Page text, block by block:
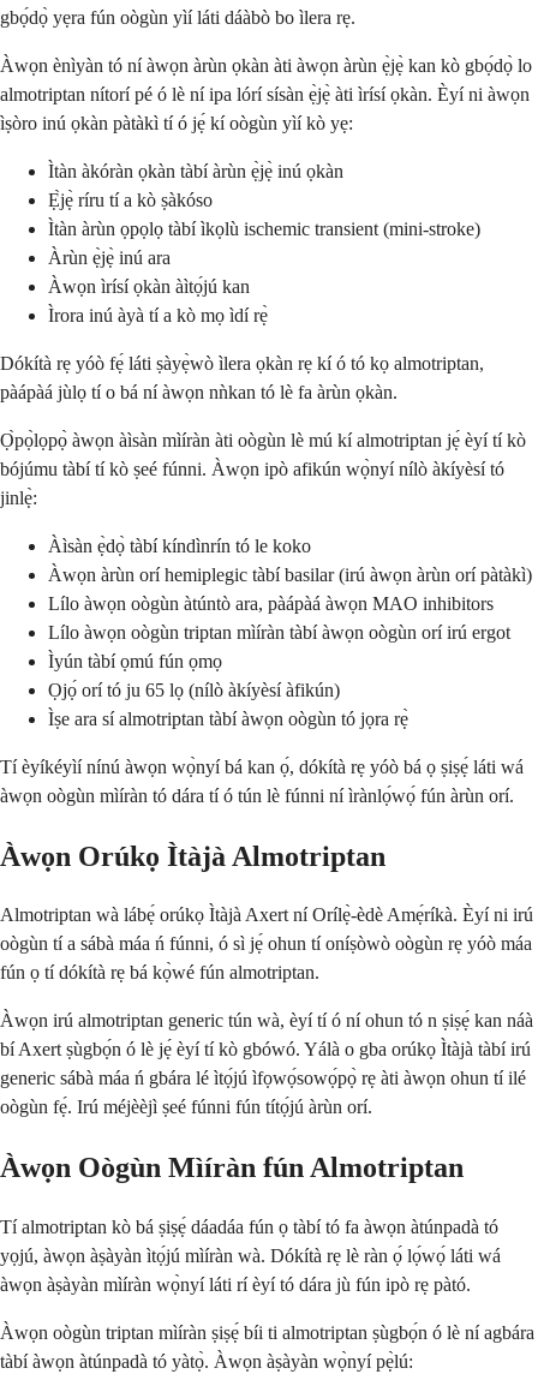
gbọ́dọ̀ yẹra fún oògùn yìí láti dáàbò bo ìlera rẹ.
Àwọn ènìyàn tó ní àwọn àrùn ọkàn àti àwọn àrùn ẹ̀jẹ̀ kan kò gbọ́dọ̀ lo
almotriptan nítorí pé ó lè ní ipa lórí sísàn ẹ̀jẹ̀ àti ìrísí ọkàn. Èyí ni àwọn
ìṣòro inú ọkàn pàtàkì tí ó jẹ́ kí oògùn yìí kò yẹ:
Ìtàn àkóràn ọkàn tàbí àrùn ẹ̀jẹ̀ inú ọkàn
Ẹ̀jẹ̀ ríru tí a kò ṣàkóso
Ìtàn àrùn ọpọlọ tàbí ìkọlù ischemic transient (mini-stroke)
Àrùn ẹ̀jẹ̀ inú ara
Àwọn ìrísí ọkàn àìtọ́jú kan
Ìrora inú àyà tí a kò mọ ìdí rẹ̀
Dókítà rẹ yóò fẹ́ láti ṣàyẹ̀wò ìlera ọkàn rẹ kí ó tó kọ almotriptan,
pàápàá jùlọ tí o bá ní àwọn nǹkan tó lè fa àrùn ọkàn.
Ọ̀pọ̀lọpọ̀ àwọn àìsàn mìíràn àti oògùn lè mú kí almotriptan jẹ́ èyí tí kò
bójúmu tàbí tí kò ṣeé fúnni. Àwọn ipò afikún wọ̀nyí nílò àkíyèsí tó
jinlẹ̀:
Àìsàn ẹ̀dọ̀ tàbí kíndìnrín tó le koko
Àwọn àrùn orí hemiplegic tàbí basilar (irú àwọn àrùn orí pàtàkì)
Lílo àwọn oògùn àtúntò ara, pàápàá àwọn MAO inhibitors
Lílo àwọn oògùn triptan mìíràn tàbí àwọn oògùn orí irú ergot
Ìyún tàbí ọmú fún ọmọ
Ọjọ́ orí tó ju 65 lọ (nílò àkíyèsí àfikún)
Ìṣe ara sí almotriptan tàbí àwọn oògùn tó jọra rẹ̀
Tí èyíkéyìí nínú àwọn wọ̀nyí bá kan ọ́, dókítà rẹ yóò bá ọ ṣiṣẹ́ láti wá
àwọn oògùn mìíràn tó dára tí ó tún lè fúnni ní ìrànlọ́wọ́ fún àrùn orí.
Àwọn Orúkọ Ìtàjà Almotriptan
Almotriptan wà lábẹ́ orúkọ Ìtàjà Axert ní Orílẹ̀-èdè Amẹ́ríkà. Èyí ni irú
oògùn tí a sábà máa ń fúnni, ó sì jẹ́ ohun tí oníṣòwò oògùn rẹ yóò máa
fún ọ tí dókítà rẹ bá kọ̀wé fún almotriptan.
Àwọn irú almotriptan generic tún wà, èyí tí ó ní ohun tó n ṣiṣẹ́ kan náà
bí Axert ṣùgbọ́n ó lè jẹ́ èyí tí kò gbówó. Yálà o gba orúkọ Ìtàjà tàbí irú
generic sábà máa ń gbára lé ìtọ́jú ìfọwọ́sowọ́pọ̀ rẹ àti àwọn ohun tí ilé
oògùn fẹ́. Irú méjèèjì ṣeé fúnni fún títọ́jú àrùn orí.
Àwọn Oògùn Mìíràn fún Almotriptan
Tí almotriptan kò bá ṣiṣẹ́ dáadáa fún ọ tàbí tó fa àwọn àtúnpadà tó
yọjú, àwọn àṣàyàn ìtọ́jú mìíràn wà. Dókítà rẹ lè ràn ọ́ lọ́wọ́ láti wá
àwọn àṣàyàn mìíràn wọ̀nyí láti rí èyí tó dára jù fún ipò rẹ pàtó.
Àwọn oògùn triptan mìíràn ṣiṣẹ́ bíi ti almotriptan ṣùgbọ́n ó lè ní agbára
tàbí àwọn àtúnpadà tó yàtọ̀. Àwọn àṣàyàn wọ̀nyí pẹ̀lú: